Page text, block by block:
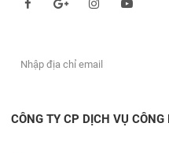
CÔNG TY CP DỊCH VỤ CÔNG